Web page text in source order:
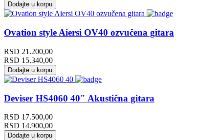
Dodajte u korpu
Ovation style Aiersi OV40 ozvučena gitara
RSD 21.200,00
RSD 15.340,00
Dodajte u korpu
Deviser HS4060 40" Akustična gitara
RSD 17.500,00
RSD 14.900,00
Dodajte u korpu